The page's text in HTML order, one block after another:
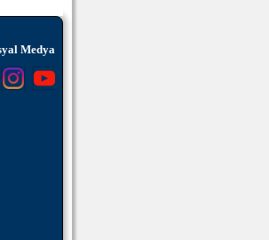
Medya